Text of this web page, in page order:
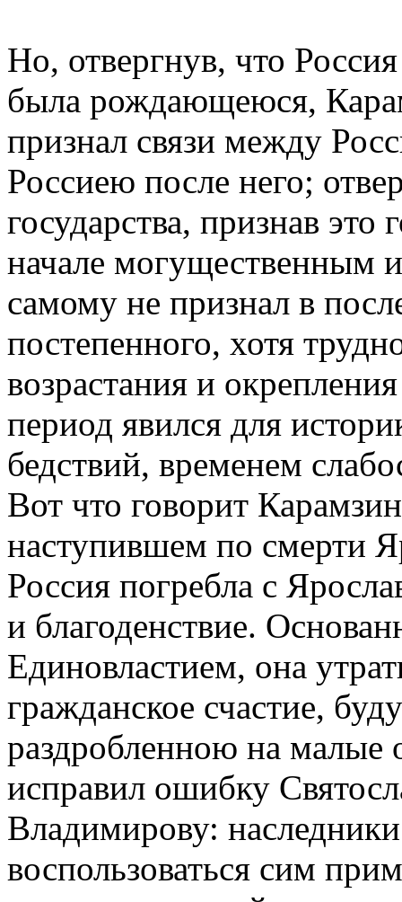
Но, отвергнув, что
была рождающеюся,
признал связи между
Россиею после него;
государства, признав это
начале могущественным
самому не признал в
постепенного, хотя
возрастания и
период явился для
бедствий, временем
Вот что говорит
наступившем по смерти
Россия погребла с
и благоденствие.
Единовластием, она
гражданское счастие,
раздробленною на малые
исправил ошибку
Владимирову:
воспользоваться сим